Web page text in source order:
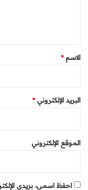
*
الاسم*
البريد الإلكتروني*
الموقع الإلكتروني
احفظ اسمي، بريدي